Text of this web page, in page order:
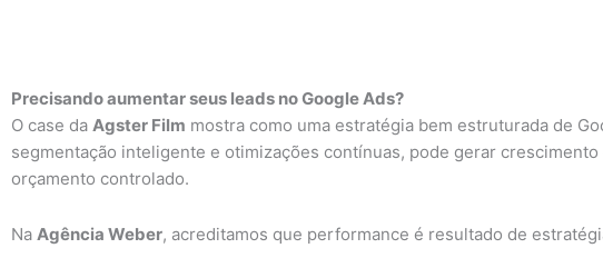
Precisando aumentar seus leads no Google Ads?
O case da Agster Film mostra como uma estratégia bem estruturada de
segmentação inteligente e otimizações contínuas, pode gerar
orçamento controlado.
Na Agência Weber, acreditamos que performance é resultado de